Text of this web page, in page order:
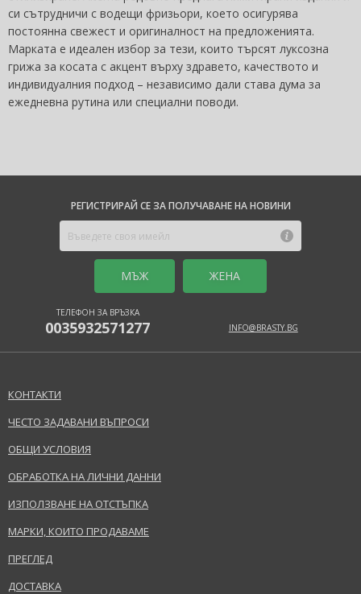
си сътрудничи с водещи фризьори, което осигурява
постоянна свежест и оригиналност на предложенията.
Марката е идеален избор за тези, които търсят луксозна
грижа за косата с акцент върху здравето, качеството и
индивидуалния подход – независимо дали става дума за
ежедневна рутина или специални поводи.
РЕГИСТРИРАЙ СЕ ЗА ПОЛУЧАВАНЕ НА НОВИНИ
MЪЖ ЖЕНА
ТЕЛЕФОН ЗА ВРЪЗКА
0035932571277 INFO@BRASTY.BG
КОНТАКТИ
ЧЕСТО ЗАДАВАНИ ВЪПРОСИ
ОБЩИ УСЛОВИЯ
ОБРАБОТКА НА ЛИЧНИ ДАННИ
ИЗПОЛЗВАНЕ НА ОТСТЪПКА
МАРКИ, КОИТО ПРОДАВАМЕ
ПРЕГЛЕД
ДОСТАВКА